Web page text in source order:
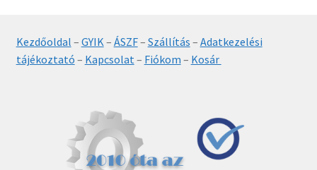
Kezdőoldal – GYIK – ÁSZF– Szállítás – Adatkezelési
tájékoztató – Kapcsolat – Fiókom – Kosár